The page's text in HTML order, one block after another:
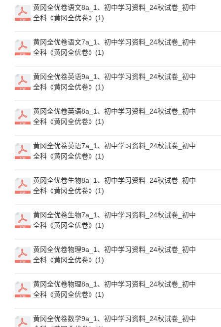
黄冈全优卷语文8a_1、初中学习资料_24秋试卷_初中
全科《黄冈全优卷》(1)
黄冈全优卷语文7a_1、初中学习资料_24秋试卷_初中
全科《黄冈全优卷》(1)
黄冈全优卷英语9a_1、初中学习资料_24秋试卷_初中
全科《黄冈全优卷》(1)
黄冈全优卷英语8a_1、初中学习资料_24秋试卷_初中
全科《黄冈全优卷》(1)
黄冈全优卷英语7a_1、初中学习资料_24秋试卷_初中
全科《黄冈全优卷》(1)
黄冈全优卷生物8a_1、初中学习资料_24秋试卷_初中
全科《黄冈全优卷》(1)
黄冈全优卷生物7a_1、初中学习资料_24秋试卷_初中
全科《黄冈全优卷》(1)
黄冈全优卷物理9a_1、初中学习资料_24秋试卷_初中
全科《黄冈全优卷》(1)
黄冈全优卷物理8a_1、初中学习资料_24秋试卷_初中
全科《黄冈全优卷》(1)
黄冈全优卷数学9a_1、初中学习资料_24秋试卷_初中